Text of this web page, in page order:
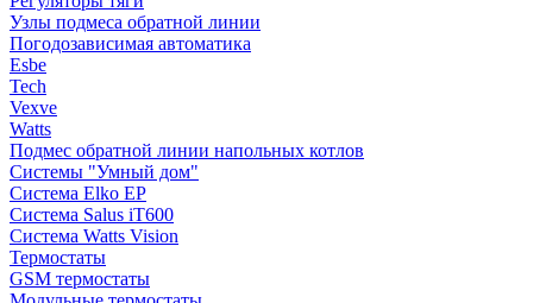
Узлы подмеса обратной линии
Погодозависимая автоматика
Esbe
Tech
Vexve
Watts
Подмес обратной линии напольных котлов
Системы "Умный дом"
Система Elko EP
Система Salus iT600
Система Watts Vision
Термостаты
GSM термостаты